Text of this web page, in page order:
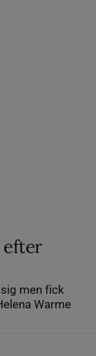
efter
men fick
Warme